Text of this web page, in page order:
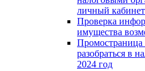
личный кабинет
Проверка
имущества
разобраться в
2024 год